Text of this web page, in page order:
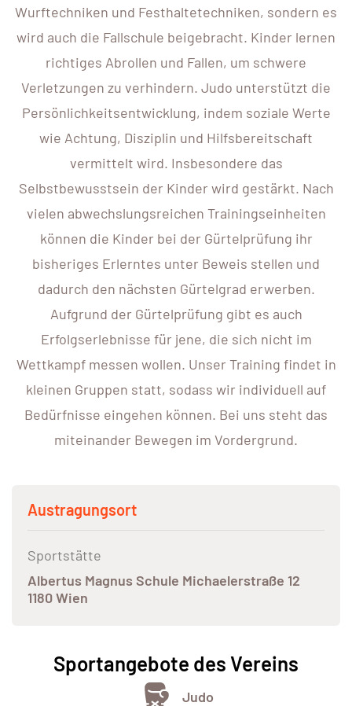
Wurftechniken und Festhaltetechniken, sondern es
wird auch die Fallschule beigebracht. Kinder lernen
richtiges Abrollen und Fallen, um schwere
Verletzungen zu verhindern. Judo unterstützt die
Persönlichkeitsentwicklung, indem soziale Werte
wie Achtung, Disziplin und Hilfsbereitschaft
vermittelt wird. Insbesondere das
Selbstbewusstsein der Kinder wird gestärkt. Nach
vielen abwechslungsreichen Trainingseinheiten
können die Kinder bei der Gürtelprüfung ihr
bisheriges Erlerntes unter Beweis stellen und
dadurch den nächsten Gürtelgrad erwerben.
Aufgrund der Gürtelprüfung gibt es auch
Erfolgserlebnisse für jene, die sich nicht im
Wettkampf messen wollen. Unser Training findet in
kleinen Gruppen statt, sodass wir individuell auf
Bedürfnisse eingehen können. Bei uns steht das
miteinander Bewegen im Vordergrund.
Austragungsort
Sportstätte
Albertus Magnus Schule Michaelerstraße 12
1180 Wien
Sportangebote des Vereins
Judo